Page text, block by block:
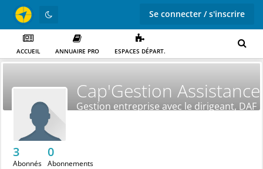
Se connecter / s'inscrire
ACCUEIL ANNUAIRE PRO ESPACES DÉPART.
Cap'Gestion
Gestion entreprise avec le dirigeant, DAF
3
Abonnés
0
Abonnements